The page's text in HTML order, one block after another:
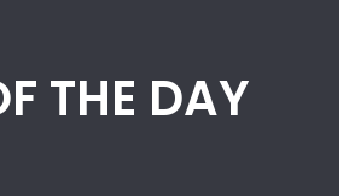
THE DAY